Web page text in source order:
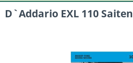
D`Addario EXL 110 Saiten